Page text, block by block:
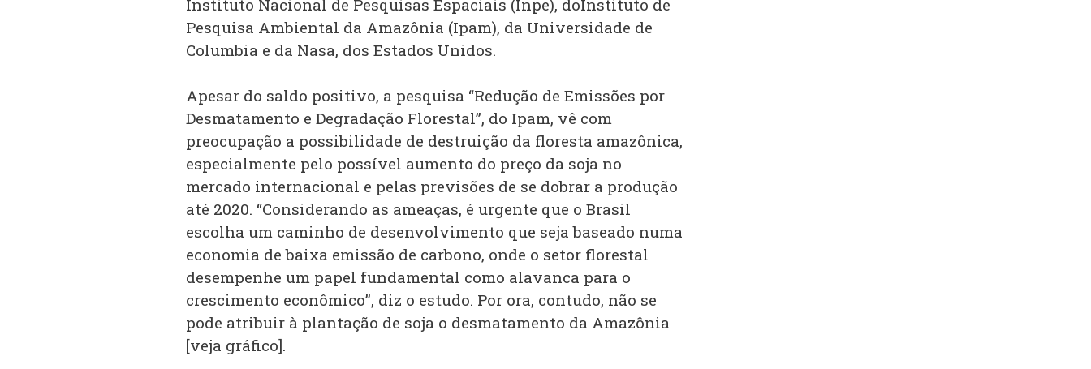
Instituto Nacional de Pesquisas Espaciais (Inpe), doInstituto de
Pesquisa Ambiental da Amazônia (Ipam), da Universidade de
Columbia e da Nasa, dos Estados Unidos.
Apesar do saldo positivo, a pesquisa “Redução de Emissões por
Desmatamento e Degradação Florestal”, do Ipam, vê com
preocupação a possibilidade de destruição da floresta amazônica,
especialmente pelo possível aumento do preço da soja no
mercado internacional e pelas previsões de se dobrar a produção
até 2020. “Considerando as ameaças, é urgente que o Brasil
escolha um caminho de desenvolvimento que seja baseado numa
economia de baixa emissão de carbono, onde o setor florestal
desempenhe um papel fundamental como alavanca para o
crescimento econômico”, diz o estudo. Por ora, contudo, não se
pode atribuir à plantação de soja o desmatamento da Amazônia
[veja gráfico].